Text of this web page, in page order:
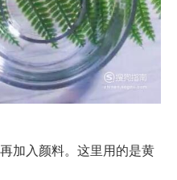
加入颜料。这里用的是黄